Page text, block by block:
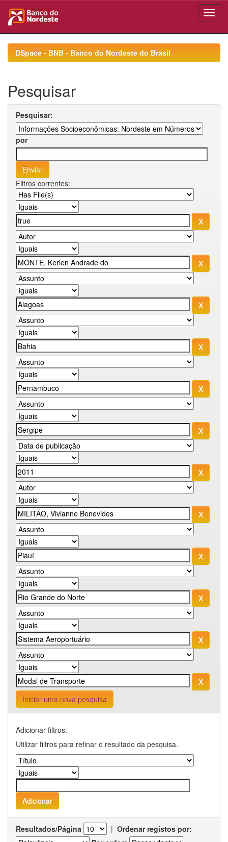
navigationDSpace - BNB - Banco do Nordeste do Brasil
Pesquisar
Pesquisar:
por
Filtros correntes:
Iniciar uma nova pesquisa
Adicionar filtros:
Utilizar filtros para refinar o resultado da pesquisa.
Resultados/Página | Ordenar registos por: